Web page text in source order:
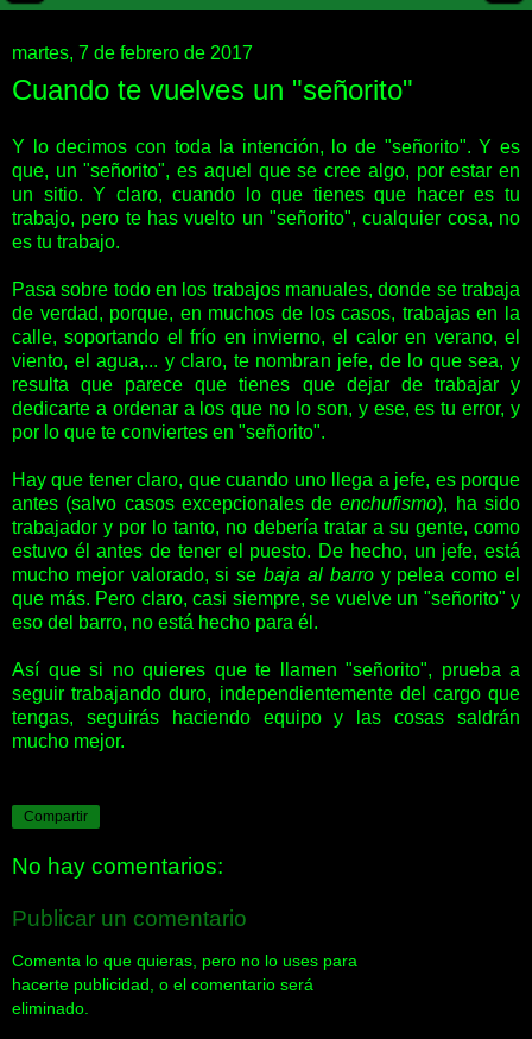
martes, 7 de febrero de 2017
Cuando te vuelves un "señorito"
Y lo decimos con toda la intención, lo de "señorito". Y es
que, un "señorito", es aquel que se cree algo, por estar en
un sitio. Y claro, cuando lo que tienes que hacer es tu
trabajo, pero te has vuelto un "señorito", cualquier cosa, no
es tu trabajo.
Pasa sobre todo en los trabajos manuales, donde se trabaja
de verdad, porque, en muchos de los casos, trabajas en la
calle, soportando el frío en invierno, el calor en verano, el
viento, el agua,... y claro, te nombran jefe, de lo que sea, y
resulta que parece que tienes que dejar de trabajar y
dedicarte a ordenar a los que no lo son, y ese, es tu error, y
por lo que te conviertes en "señorito".
Hay que tener claro, que cuando uno llega a jefe, es porque
antes (salvo casos excepcionales deenchufismo), ha sido
trabajador y por lo tanto, no debería tratar a su gente, como
estuvo él antes de tener el puesto. De hecho, un jefe, está
mucho mejor valorado, si sebaja al barroy pelea como el
que más. Pero claro, casi siempre, se vuelve un "señorito" y
eso del barro, no está hecho para él.
Así que si no quieres que te llamen "señorito", prueba a
seguir trabajando duro, independientemente del cargo que
tengas, seguirás haciendo equipo y las cosas saldrán
mucho mejor.
Compartir
No hay comentarios:
Publicar un comentario
Comenta lo que quieras, pero no lo uses para
hacerte publicidad, o el comentario será
eliminado.